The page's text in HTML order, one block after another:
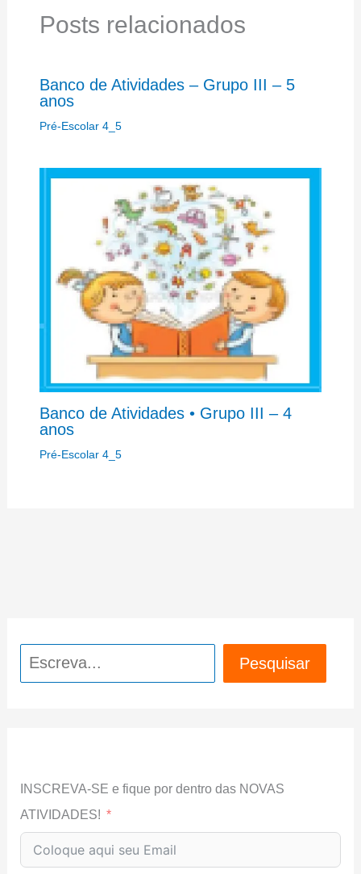
Posts relacionados
Banco de Atividades – Grupo III – 5
anos
Pré-Escolar 4_5
Banco de Atividades • Grupo III – 4
anos
Pré-Escolar 4_5
Pesquisar Pesquisar
INSCREVA-SE e fique por dentro das NOVAS
ATIVIDADES!